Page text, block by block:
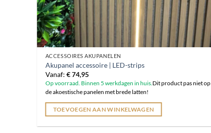
ACCESSOIRES AKUPANELEN
Akupanel accessoire | LED-strips
Vanaf: €74,95
Op voorraad. Binnen 5 werkdagen in huis. Dit product pas niet op
de akoestische panelen met brede latten!
TOEVOEGEN AAN WINKELWAGEN